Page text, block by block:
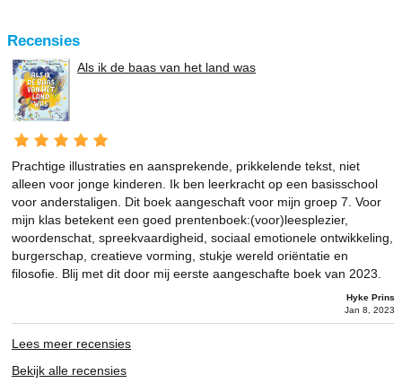
Recensies
Als ik de baas van het land was
Prachtige illustraties en aansprekende, prikkelende tekst, niet
alleen voor jonge kinderen. Ik ben leerkracht op een basisschool
voor anderstaligen. Dit boek aangeschaft voor mijn groep 7. Voor
mijn klas betekent een goed prentenboek:(voor)leesplezier,
woordenschat, spreekvaardigheid, sociaal emotionele ontwikkeling,
burgerschap, creatieve vorming, stukje wereld oriëntatie en
filosofie. Blij met dit door mij eerste aangeschafte boek van 2023.
Hyke Prins
Jan 8, 2023
Lees meer recensies
Bekijk alle recensies